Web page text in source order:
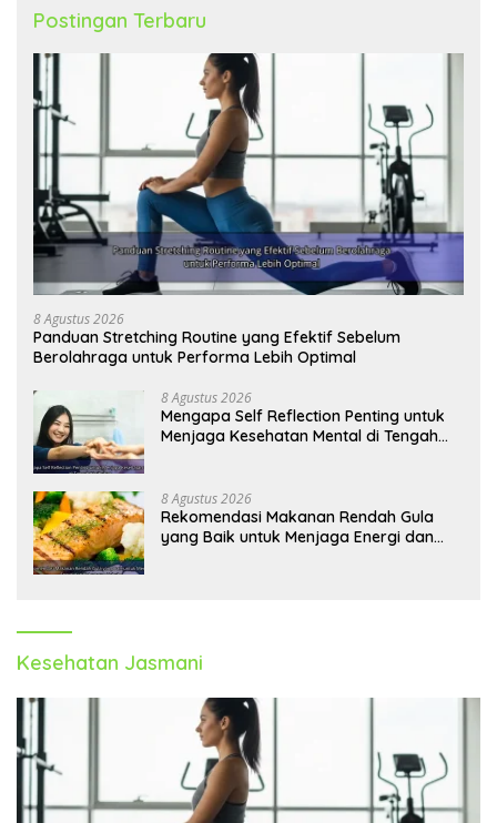
Postingan Terbaru
8 Agustus 2026
Panduan Stretching Routine yang Efektif Sebelum
Berolahraga untuk Performa Lebih Optimal
8 Agustus 2026
Mengapa Self Reflection Penting untuk
Menjaga Kesehatan Mental di Tengah
8 Agustus 2026
Rekomendasi Makanan Rendah Gula
yang Baik untuk Menjaga Energi dan
Kesehatan Jasmani